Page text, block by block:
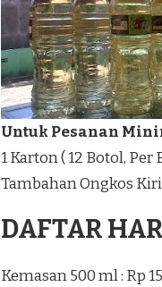
Untuk Pesanan
1 Karton ( 12 Botol,
Tambahan Ongkos
DAFTAR
Kemasan 500 ml : Rp